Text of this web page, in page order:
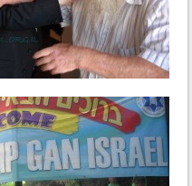
ע״ה- תשע"ז
חיים יונה צ'רנוחוב ע״ה-
אברהם כ"ץ (אברמוביץ)